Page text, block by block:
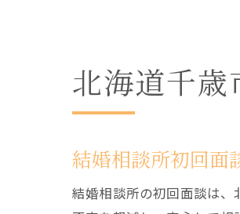
北海道千
結婚相談所初回面
結婚相談所の初回面談は